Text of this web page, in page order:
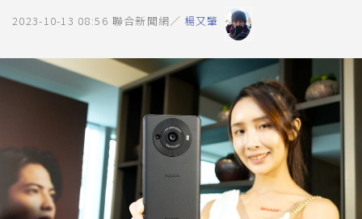
2023-10-13 08:56 聯合新聞網／ 楊又肇